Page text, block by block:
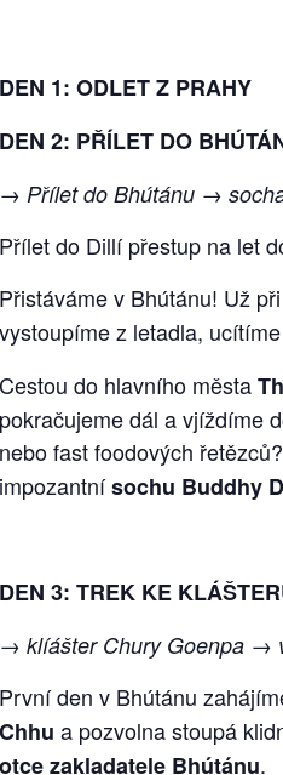
DEN 1: ODLET Z PRAHY
DEN 2: PŘÍLET DO
→ Přílet do Bhútánu →
Přílet do Dillí přestup na let
Přistáváme v Bhútánu! Už
vystoupíme z letadla,
Cestou do hlavního města
pokračujeme dál a vjíždíme
nebo fast foodových
impozantnísochu Buddhy
DEN 3: TREK KE
→ klíášter Chury Goenpa →
První den v Bhútánu
Chhu a pozvolna stoupá
otce zakladatele Bhútánu.